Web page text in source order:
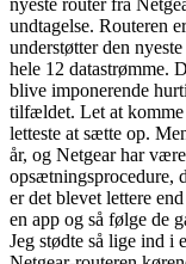
nyeste router fra
undtagelse. Routeren
understøtter den
hele 12 datastrømme.
blive imponerende
tilfældet. Let at
letteste at sætte op.
år, og Netgear har
opsætningsprocedure,
er det blevet lettere
en app og så følge de
Jeg stødte så lige ind i